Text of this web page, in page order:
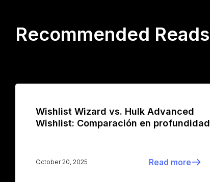
Recommended Reads
Wishlist Wizard vs. Hulk Advanced
Wishlist: Comparación en profundidad
October 20, 2025 Read more